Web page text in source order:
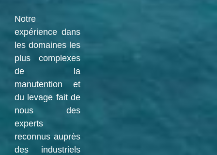
Notre
expérience dans
les domaines les
plus complexes
de la
manutention et
du levage fait de
nous des
experts
reconnus auprès
des industriels